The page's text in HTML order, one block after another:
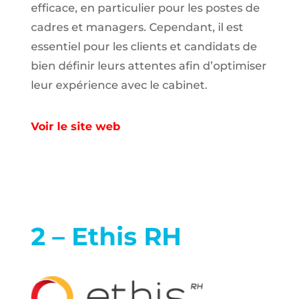
efficace, en particulier pour les postes de
cadres et managers. Cependant, il est
essentiel pour les clients et candidats de
bien définir leurs attentes afin d’optimiser
leur expérience avec le cabinet.
Voir le site web
2 – Ethis RH